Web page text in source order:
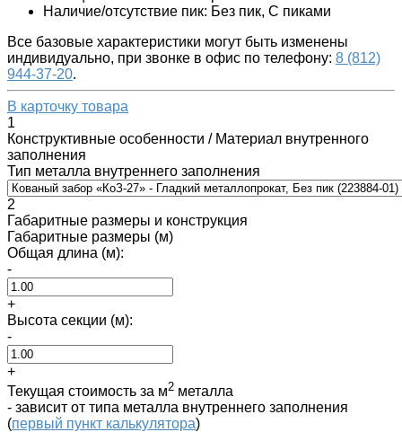
Наличие/отсутствие пик: Без пик, С пиками
Все базовые характеристики могут быть изменены
индивидуально, при звонке в офис по телефону: 8 (812)
944-37-20.
В карточку товара
1
Конструктивные особенности / Материал внутренного
заполнения
Тип металла внутреннего заполнения
2
Габаритные размеры и конструкция
Габаритные размеры (м)
Общая длина (м):
-
+
Высота секции (м):
-
+
Текущая стоимость за м2 металла
- зависит от типа металла внутреннего заполнения
(первый пункт калькулятора)